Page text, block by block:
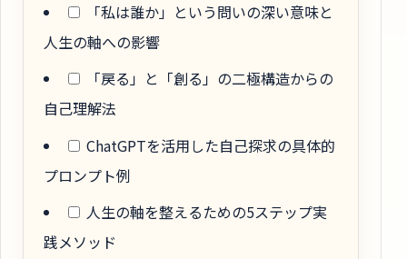
「私は誰か」という問いの深い意味と
人生の軸への影響
「戻る」と「創る」の二極構造からの
自己理解法
ChatGPTを活用した自己探求の具体的
プロンプト例
人生の軸を整えるための5ステップ実
践メソッド